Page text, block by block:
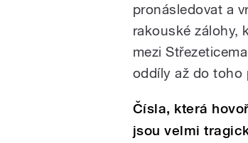
pronásledovat a
rakouské zálohy,
mezi
oddíly až do toho
Čísla, která
jsou velmi